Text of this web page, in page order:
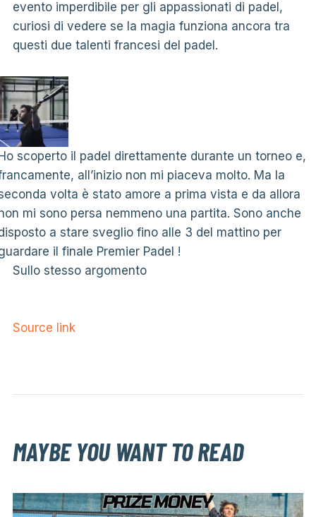
evento imperdibile per gli appassionati di padel,
curiosi di vedere se la magia funziona ancora tra
questi due talenti francesi del padel.
scoperto il padel direttamente durante un torneo e,
all’inizio non mi piaceva molto. Ma la
volta è stato amore a prima vista e da allora
mi sono persa nemmeno una partita. Sono anche
a stare sveglio fino alle 3 del mattino per
il finale Premier Padel !
Sullo stesso argomento
Source link
MAYBE YOU WANT TO READ